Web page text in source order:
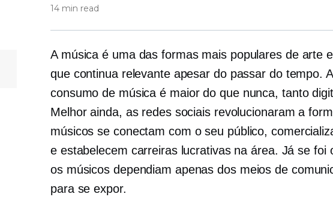
14 min read
A música é uma das formas mais populares de arte
que continua relevante apesar do passar do tempo.
consumo de música é maior do que nunca, tanto
Melhor ainda, as redes sociais revolucionaram a
músicos se conectam com o seu público,
e estabelecem carreiras lucrativas na área. Já se foi
os músicos dependiam apenas dos meios de
para se expor.